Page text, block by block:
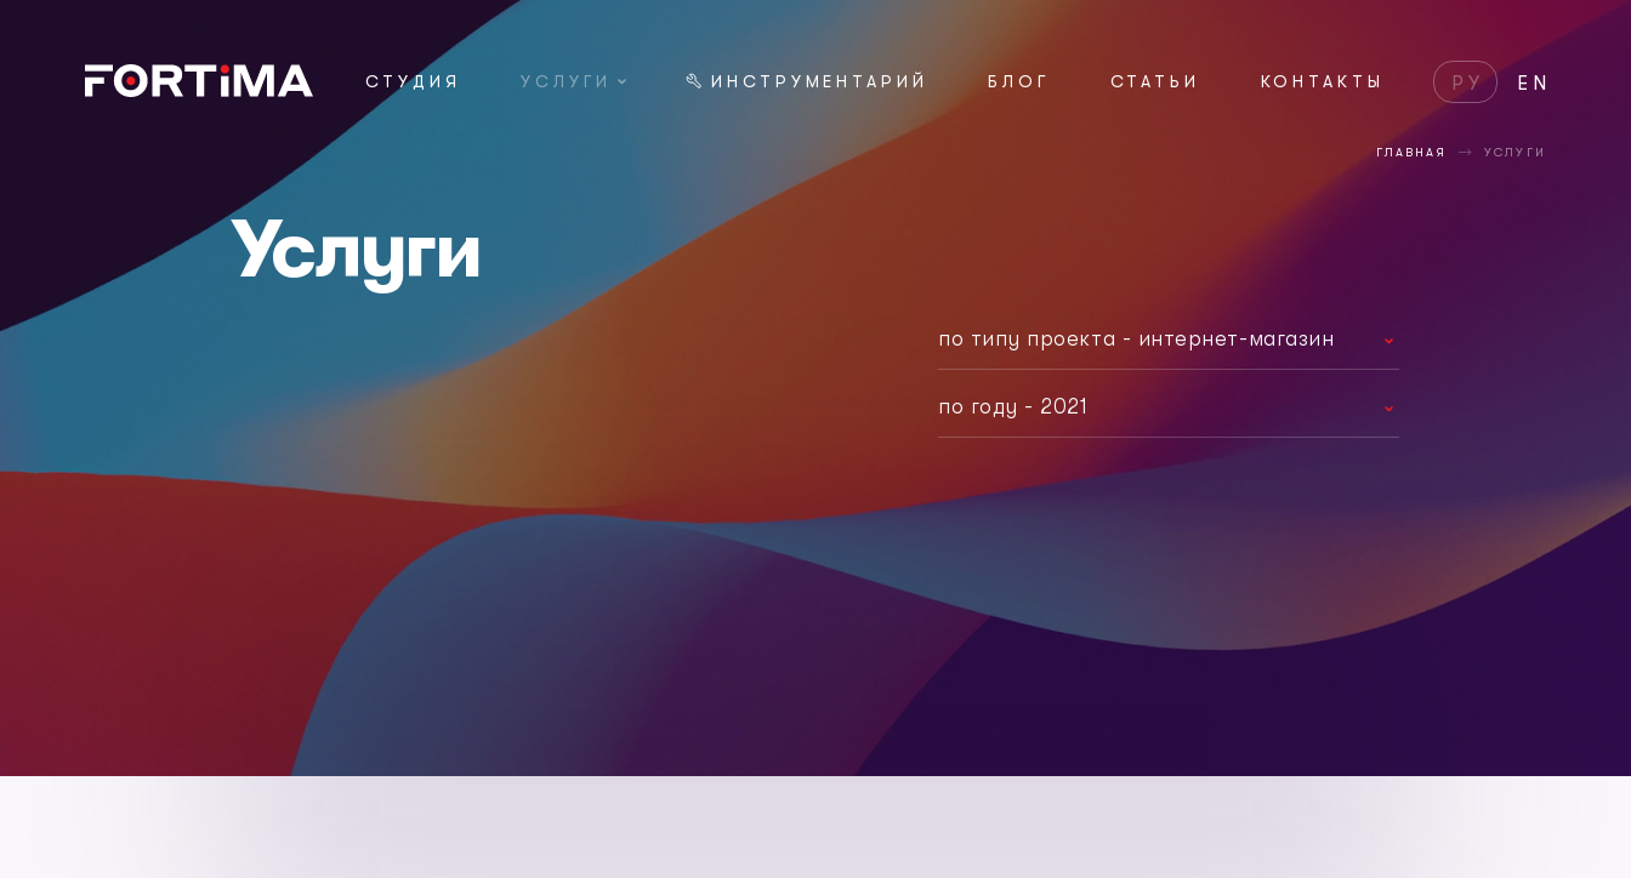
СТУДИЯ УСЛУГИ ИНСТРУМЕНТАРИЙ БЛОГ СТАТЬИ КОНТАКТЫ РУ EN
ГЛАВНАЯ УСЛУГИ
Услуги
по типу проекта - интернет-магазин
любой тип
логотип
лэндинг
по году - 2021
2019
2014